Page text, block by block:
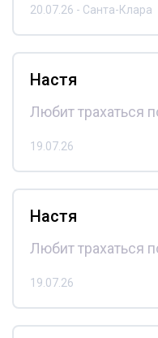
20.07.26 - Санта-Клара
Настя
Любит трахаться
19.07.26
Настя
Любит трахаться
19.07.26